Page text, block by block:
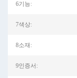
6기능:
7색상:
8소재:
9인증서: